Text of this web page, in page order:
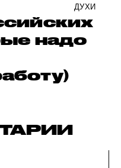
ДУХИ
надо